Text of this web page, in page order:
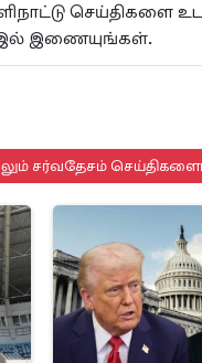
செய்திகளை
இணையுங்கள்.
சர்வதேசம்